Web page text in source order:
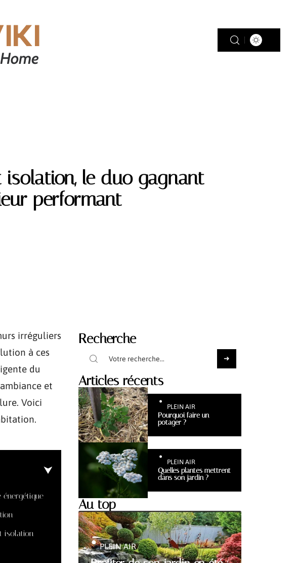
isolation, le duo gagnant
performant
irréguliers
à ces
du
et
Voici
énergétique
isolation
Recherche
Articles récents
PLEIN AIR
Pourquoi faire un
potager ?
PLEIN AIR
Quelles plantes mettrent
dans son jardin ?
Au top
PLEIN AIR